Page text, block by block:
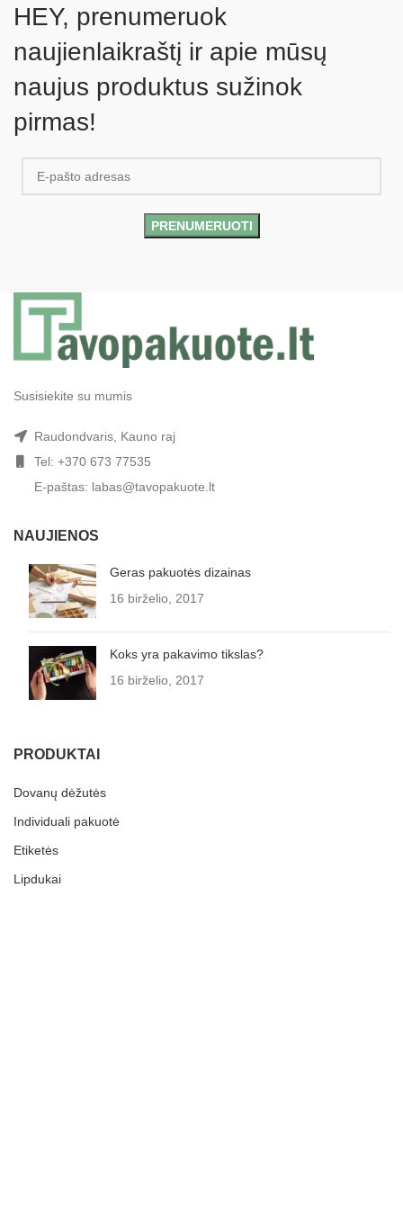
HEY, prenumeruok
naujienlaikraštį ir apie mūsų
naujus produktus sužinok
pirmas!
Susisiekite su mumis
Raudondvaris, Kauno raj
Tel: +370 673 77535
E-paštas: labas@tavopakuote.lt
NAUJIENOS
Geras pakuotės dizainas
16 birželio, 2017
Koks yra pakavimo tikslas?
16 birželio, 2017
PRODUKTAI
Dovanų dėžutės
Individuali pakuotė
Etiketės
Lipdukai